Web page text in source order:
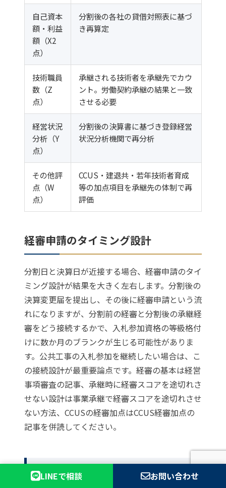
自己資本
額・利益
額（X2
点）
分割後の各社の貸借対照表に基づ
き再算定
技術職員
数（Z
点）
承継される技術者を承継先でカウ
ント。労働契約承継の結果と一致
させる必要
経営状況
分析（Y
点）
分割後の決算書に基づき登録経営
状況分析機関で再分析
その他評
点（W
点）
CCUS・建退共・若年技術者育成
等の加点項目を承継先の体制で再
評価
経審申請のタイミング設計
分割日と決算日が近接する場合、経審申請のタイ
ミング設計が結果を大きく左右します。分割後の
決算変更届を提出し、その後に経審申請という流
れになりますが、分割前の経審と分割後の承継経
審をどう接続するかで、入札参加資格の等級格付
けに数か月のブランクが生じる可能性がありま
す。公共工事の入札参加を継続したい場合は、こ
の接続設計が最重要論点です。経審の基本は経営
事項審査の記事、承継時に経審スコアを途切れさ
せない設計は事業承継で経審スコアを途切れさせ
ない方法、CCUSの経審加点はCCUS経審加点の
記事を併読してください。
経営業務管理責任者・営
LINEで相談 お問い合わせ